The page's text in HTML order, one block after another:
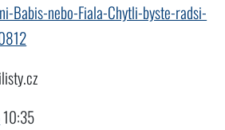
Babis-nebo-Fiala-Chytli-byste-radsi-
10:35